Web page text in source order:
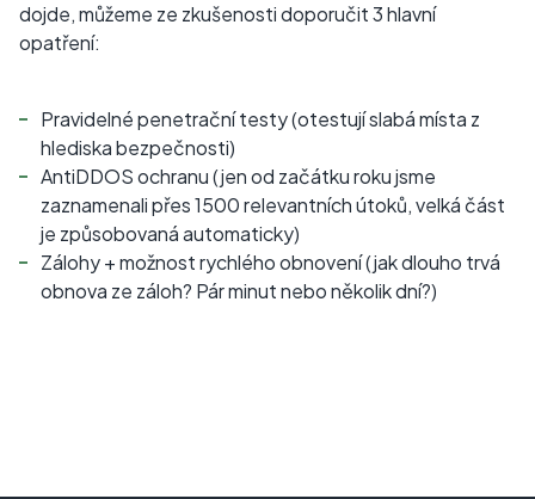
dojde, můžeme ze zkušenosti doporučit 3 hlavní
opatření:
Pravidelné penetrační testy (otestují slabá místa z
hlediska bezpečnosti)
AntiDDOS ochranu (jen od začátku roku jsme
zaznamenali přes 1500 relevantních útoků, velká část
je způsobovaná automaticky)
Zálohy + možnost rychlého obnovení (jak dlouho trvá
obnova ze záloh? Pár minut nebo několik dní?)